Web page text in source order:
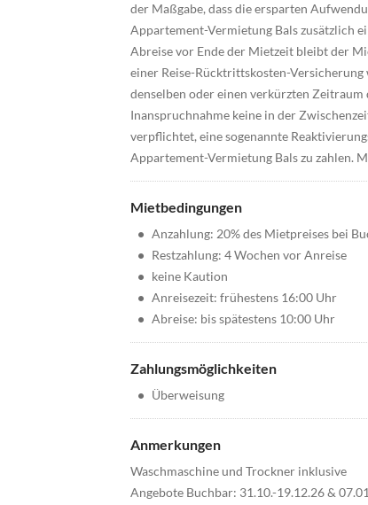
der Maßgabe, dass die ersparten
Appartement-Vermietung Bals zusätzlich
Abreise vor Ende der Mietzeit bleibt der
einer Reise-Rücktrittskosten-
denselben oder einen verkürzten
Inanspruchnahme keine in der
verpflichtet, eine sogenannte
Appartement-Vermietung Bals zu zahlen.
Mietbedingungen
• Anzahlung: 20% des Mietpreises bei
• Restzahlung: 4 Wochen vor Anreise
• keine Kaution
• Anreisezeit: frühestens 16:00 Uhr
• Abreise: bis spätestens 10:00 Uhr
Zahlungsmöglichkeiten
• Überweisung
Anmerkungen
Waschmaschine und Trockner inklusive
Angebote Buchbar: 31.10.-19.12.26 &